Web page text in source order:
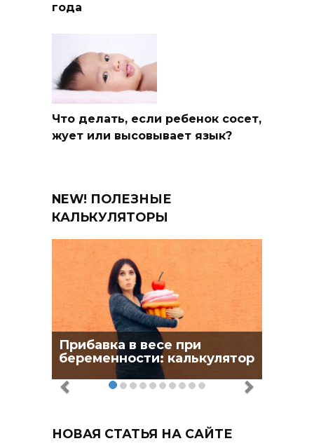
года
Что делать, если ребенок сосет,
жует или высовывает язык?
NEW! ПОЛЕЗНЫЕ
КАЛЬКУЛЯТОРЫ
Прибавка в весе при
беременности: калькулятор
НОВАЯ СТАТЬЯ НА САЙТЕ